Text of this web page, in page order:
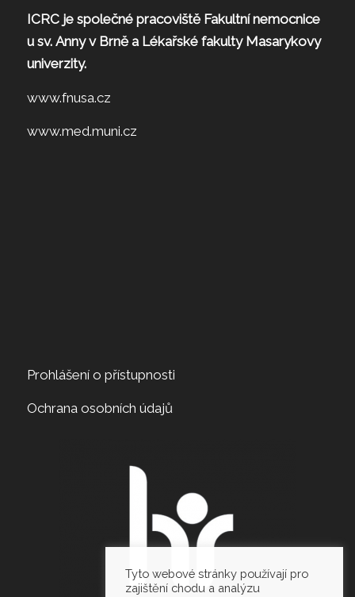
ICRC je společné pracoviště Fakultní nemocnice
u sv. Anny v Brně a Lékařské fakulty Masarykovy
univerzity.
www.fnusa.cz
www.med.muni.cz
Prohlášení o přístupnosti
Ochrana osobních údajů
Tyto webové stránky používají pro
zajištění chodu a analýzu